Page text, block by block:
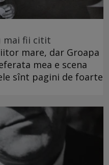
mai fii citit
mare, dar Groapa
mea e scena
sînt pagini de foarte